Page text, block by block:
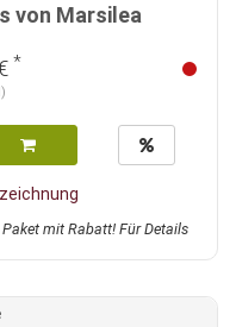
von Marsilea
*
mit Rabatt! Für Details